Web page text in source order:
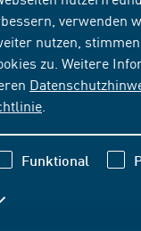
verwenden
nutzen,
zu. Weitere
Funktional